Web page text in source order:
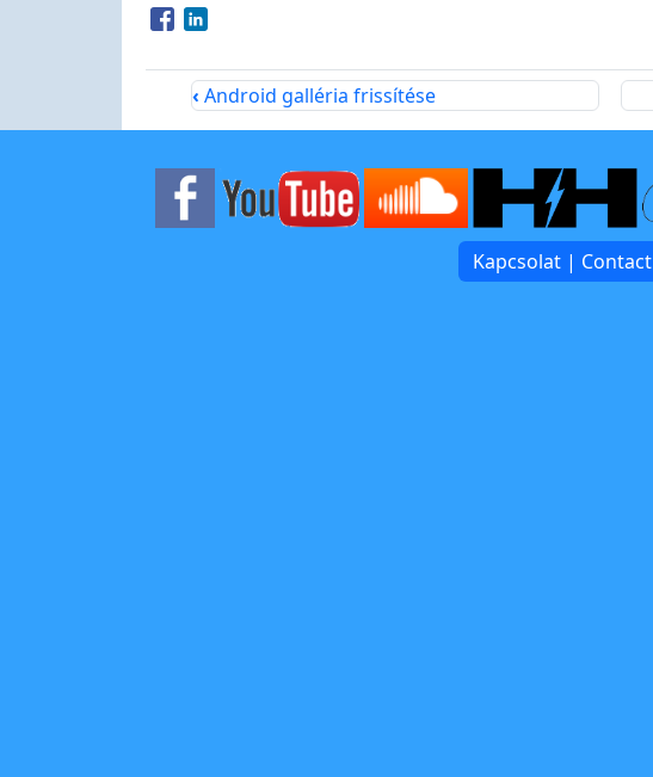
Opens in a new window
Opens in a new window
‹ Android galléria frissítése
Kapcsolat | Contact